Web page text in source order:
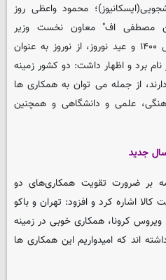
محمود واعظی روز
مصطفی اف" معاون نخست وزیر
آذربایجان با تبریک فرارسیدن سال ۱۴۰۰ و عید نوروز، از نوروز به عنوان
برد و اظهار داشت: دو کشور زمینه
از جمله می توان به همکاری ها
علمی و دانشگاهی و همچنین
جدید
بر ضرورت تقویت همکاری‌های دو
اشاره کرد و افزود: تهران و باکو
کرونا، همکاری خوبی در زمینه
اند که امیدواریم این همکاری ها